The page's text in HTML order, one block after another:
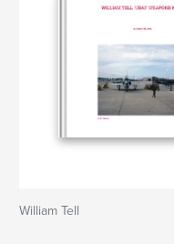
William Tell